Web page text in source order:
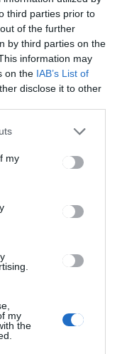
third parties prior to
of the further
by third parties on the
information may
on the IAB’s List of
disclose it to other
my
my
the
a két
és az